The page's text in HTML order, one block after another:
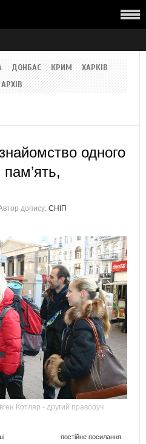
ДОНБАС КРИМ
ХАРКІВ
АРХІВ
одного
допису: СНІП
Котляр - другий праворуч
постійне посилання